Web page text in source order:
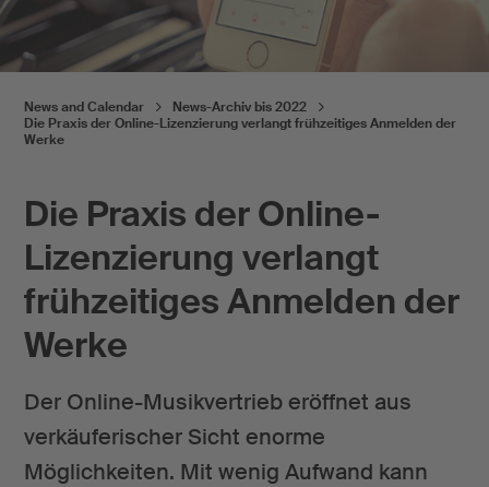
Die Praxis der Online-
Lizenzierung verlangt
frühzeitiges Anmelden der
Werke
Der Online-Musikvertrieb eröffnet aus
verkäuferischer Sicht enorme
Möglichkeiten. Mit wenig Aufwand kann
News and Calendar
News-Archiv bis 2022
Die Praxis der Online-Lizenzierung verlangt frühzeitiges Anmelden der
Werke